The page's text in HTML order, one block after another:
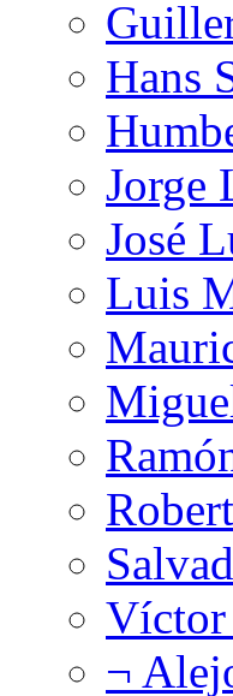
Hans
Jorge
José
Luis
Víctor
¬